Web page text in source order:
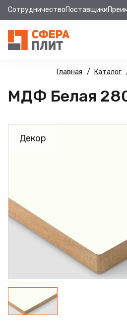
СотрудничествоПоставщики
Главная Каталог
МДФ Белая
Декор